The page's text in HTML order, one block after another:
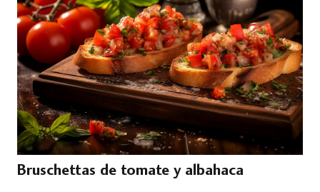
Bruschettas de tomate y albahaca